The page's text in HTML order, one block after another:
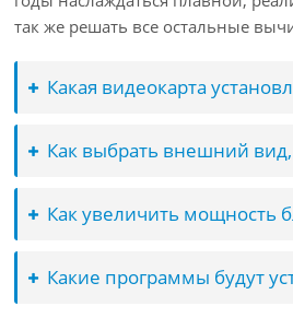
так же решать все остальные
Какая видеокарта
Как выбрать внешний
Как увеличить мощность
Какие программы будут